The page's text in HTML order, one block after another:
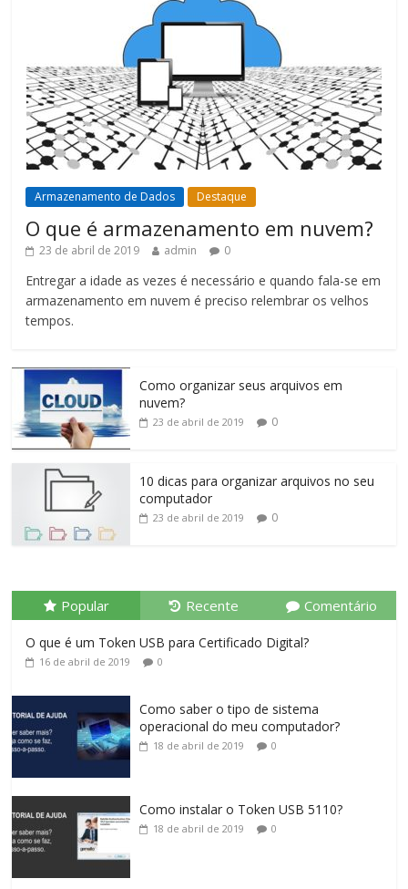
Armazenamento de Dados Destaque
O que é armazenamento em nuvem?
23 de abril de 2019 admin 0
Entregar a idade as vezes é necessário e quando fala-se em
armazenamento em nuvem é preciso relembrar os velhos
tempos.
Como organizar seus arquivos em
nuvem?
23 de abril de 2019 0
10 dicas para organizar arquivos no seu
computador
23 de abril de 2019 0
Popular Recente Comentário
O que é um Token USB para Certificado Digital?
16 de abril de 2019 0
Como saber o tipo de sistema
operacional do meu computador?
18 de abril de 2019 0
Como instalar o Token USB 5110?
18 de abril de 2019 0